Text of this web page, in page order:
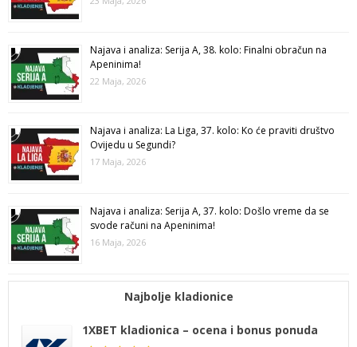
Najava i analiza: Serija A, 38. kolo: Finalni obračun na
Apeninima!
22 Maja, 2026
Najava i analiza: La Liga, 37. kolo: Ko će praviti društvo
Ovijedu u Segundi?
17 Maja, 2026
Najava i analiza: Serija A, 37. kolo: Došlo vreme da se
svode računi na Apeninima!
16 Maja, 2026
Najbolje kladionice
1XBET kladionica – ocena i bonus ponuda